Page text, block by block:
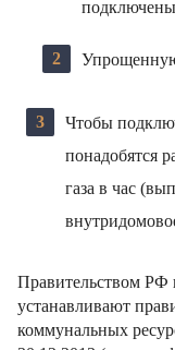
Чтобы
понадобятся
газа в час
Правительством
устанавливают
коммунальных